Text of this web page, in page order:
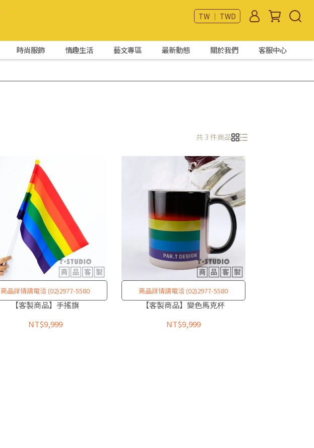
TW ｜ TWD
時尚服飾 情趣生活 藝文專區 最新動態 關於我們 客服中心
共 3 件商品
商品詳情請電洽 (02)2977-5580
【客製商品】手搖旗
NT$9,999
商品詳情請電洽 (02)2977-5580
【客製商品】變色馬克杯
NT$9,999